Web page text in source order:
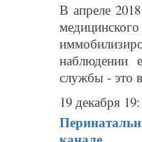
В апреле
наблюдении
службы - это
19 декабря